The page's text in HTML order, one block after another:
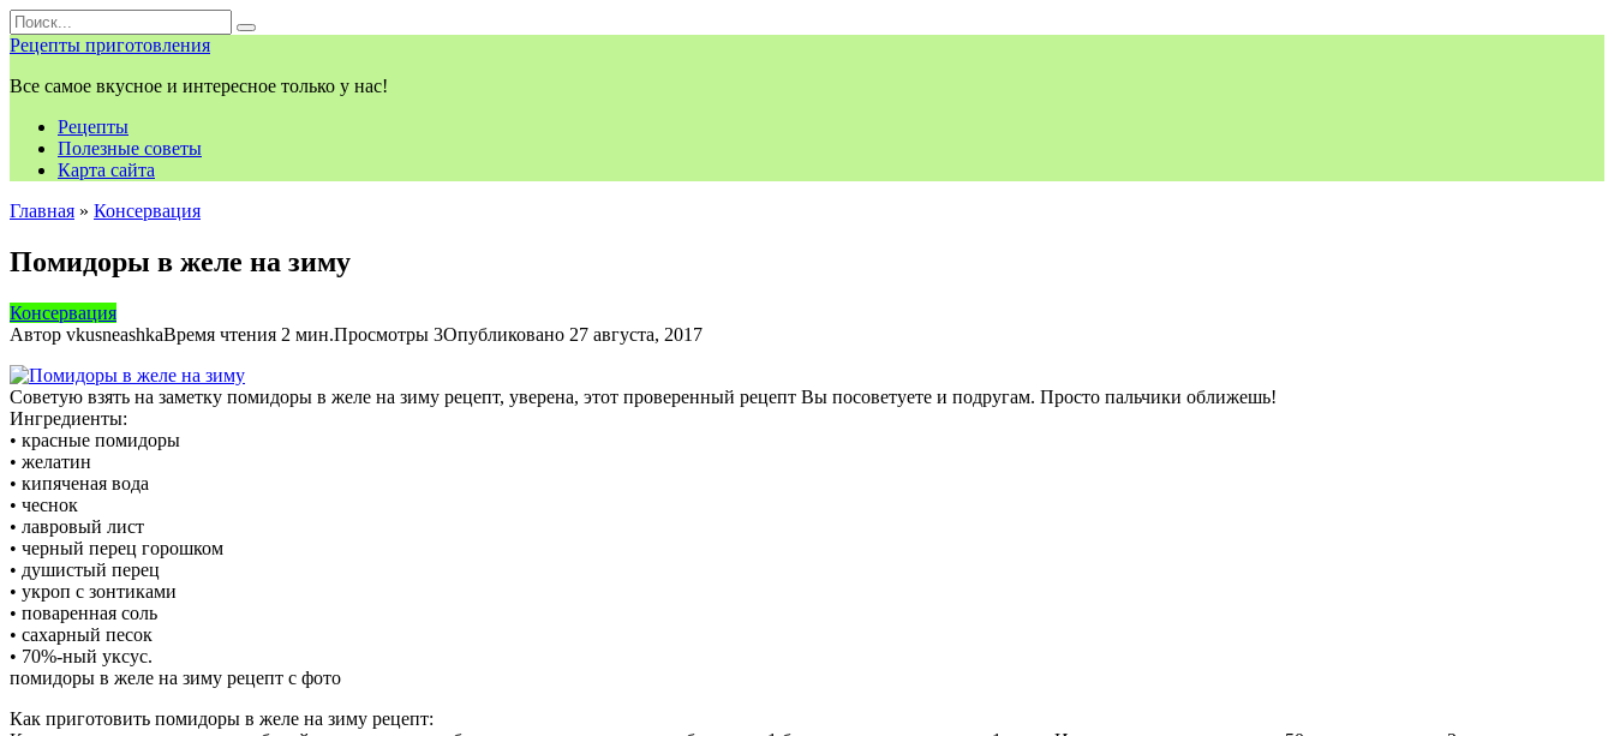
Перейти
к
контенту
Search
for:
Рецепты приготовления
Все самое вкусное и интересное только у нас!
Рецепты
Полезные советы
Карта сайта
Главная » Консервация
Помидоры в желе на зиму
Консервация
Автор vkusneashkaВремя чтения 2 мин.Просмотры 3Опубликовано 27 августа, 2017
Советую взять на заметку помидоры в желе на зиму рецепт, уверена, этот проверенный рецепт Вы посоветуете и подругам. Просто пальчики оближешь!
Ингредиенты:
• красные помидоры
• желатин
• кипяченая вода
• чеснок
• лавровый лист
• черный перец горошком
• душистый перец
• укроп с зонтиками
• поваренная соль
• сахарный песок
• 70%-ный уксус.
помидоры в желе на зиму рецепт с фото
Как приготовить помидоры в желе на зиму рецепт: